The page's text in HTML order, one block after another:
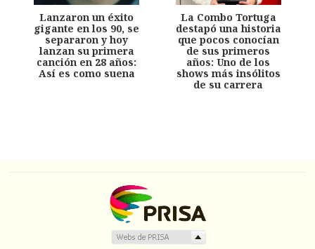
Lanzaron un éxito
gigante en los 90, se
separaron y hoy
lanzan su primera
canción en 28 años:
Así es como suena
La Combo Tortuga
destapó una historia
que pocos conocían
de sus primeros
años: Uno de los
shows más insólitos
de su carrera